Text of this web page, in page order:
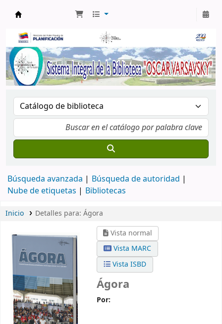
Búsqueda avanzada
Búsqueda de autoridad
Nube de etiquetas
Bibliotecas
Inicio Detalles para: Ágora
Vista normal
Vista MARC
Vista ISBD
Ágora
Por: